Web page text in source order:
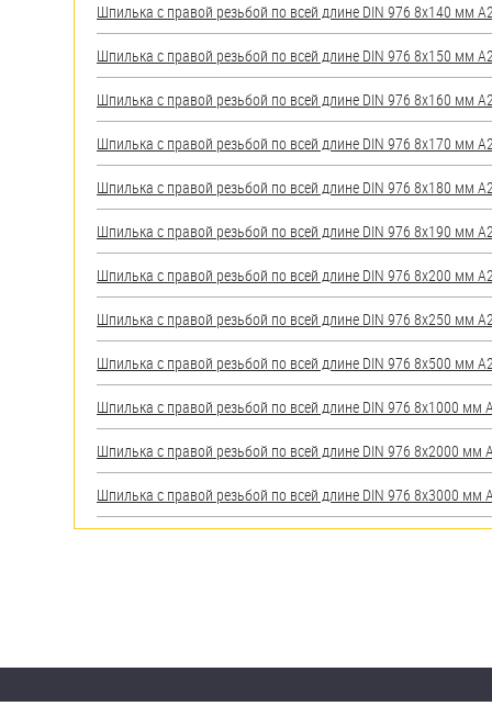
Шпилька с правой резьбой по всей длине DIN 976 8х140 мм
Шпилька с правой резьбой по всей длине DIN 976 8х150 мм
Шпилька с правой резьбой по всей длине DIN 976 8х160 мм
Шпилька с правой резьбой по всей длине DIN 976 8х170 мм
Шпилька с правой резьбой по всей длине DIN 976 8х180 мм
Шпилька с правой резьбой по всей длине DIN 976 8х190 мм
Шпилька с правой резьбой по всей длине DIN 976 8х200 мм
Шпилька с правой резьбой по всей длине DIN 976 8х250 мм
Шпилька с правой резьбой по всей длине DIN 976 8х500 мм
Шпилька с правой резьбой по всей длине DIN 976 8х1000 мм
Шпилька с правой резьбой по всей длине DIN 976 8х2000 мм
Шпилька с правой резьбой по всей длине DIN 976 8х3000 мм